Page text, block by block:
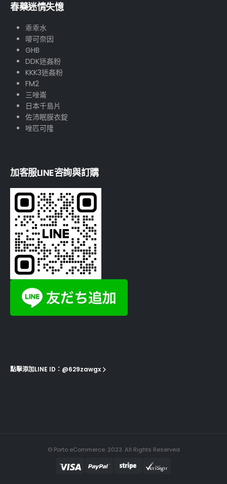
春藥迷情失憶
乖乖水
嘜可奈因
GHB
DDK迷姦粉
KKK3迷姦粉
FM2
三唑崙
日本千島片
佐沛眠膜衣錠
唑匹可隆
加客服LINE咨詢與訂購
點擊添加LINE ID：@629zawgx
© Porto eCommerce. 2023. All Rights Reserved